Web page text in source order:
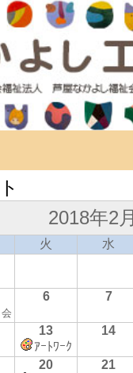
2018年2月
火 水
6 7
13
ｱｰﾄﾜｰｸ
14
20 21